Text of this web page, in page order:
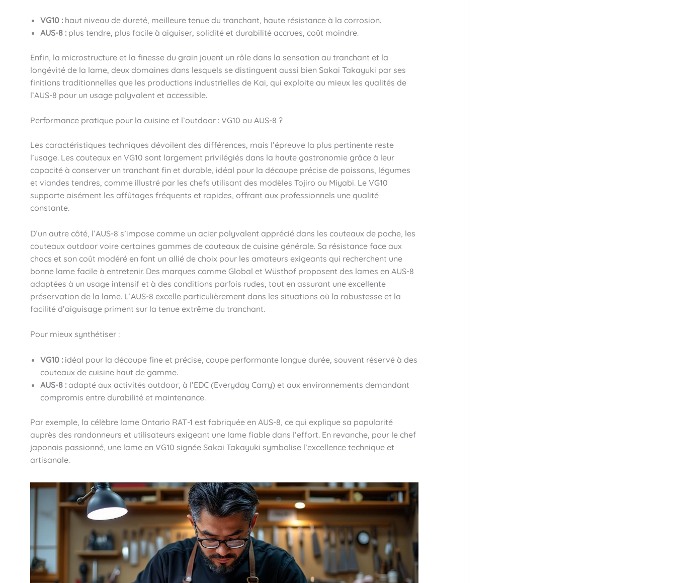
VG10 : haut niveau de dureté, meilleure tenue du tranchant, haute résistance à la corrosion.
AUS-8 : plus tendre, plus facile à aiguiser, solidité et durabilité accrues, coût moindre.
Enfin, la microstructure et la finesse du grain jouent un rôle dans la sensation au tranchant et la
longévité de la lame, deux domaines dans lesquels se distinguent aussi bien Sakai Takayuki par ses
finitions traditionnelles que les productions industrielles de Kai, qui exploite au mieux les qualités de
l’AUS-8 pour un usage polyvalent et accessible.
Performance pratique pour la cuisine et l’outdoor : VG10 ou AUS-8 ?
Les caractéristiques techniques dévoilent des différences, mais l’épreuve la plus pertinente reste
l’usage. Les couteaux en VG10 sont largement privilégiés dans la haute gastronomie grâce à leur
capacité à conserver un tranchant fin et durable, idéal pour la découpe précise de poissons, légumes
et viandes tendres, comme illustré par les chefs utilisant des modèles Tojiro ou Miyabi. Le VG10
supporte aisément les affûtages fréquents et rapides, offrant aux professionnels une qualité
constante.
D’un autre côté, l’AUS-8 s’impose comme un acier polyvalent apprécié dans les couteaux de poche, les
couteaux outdoor voire certaines gammes de couteaux de cuisine générale. Sa résistance face aux
chocs et son coût modéré en font un allié de choix pour les amateurs exigeants qui recherchent une
bonne lame facile à entretenir. Des marques comme Global et Wüsthof proposent des lames en AUS-8
adaptées à un usage intensif et à des conditions parfois rudes, tout en assurant une excellente
préservation de la lame. L’AUS-8 excelle particulièrement dans les situations où la robustesse et la
facilité d’aiguisage priment sur la tenue extrême du tranchant.
Pour mieux synthétiser :
VG10 : idéal pour la découpe fine et précise, coupe performante longue durée, souvent réservé à des
couteaux de cuisine haut de gamme.
AUS-8 : adapté aux activités outdoor, à l’EDC (Everyday Carry) et aux environnements demandant
compromis entre durabilité et maintenance.
Par exemple, la célèbre lame Ontario RAT-1 est fabriquée en AUS-8, ce qui explique sa popularité
auprès des randonneurs et utilisateurs exigeant une lame fiable dans l’effort. En revanche, pour le chef
japonais passionné, une lame en VG10 signée Sakai Takayuki symbolise l’excellence technique et
artisanale.